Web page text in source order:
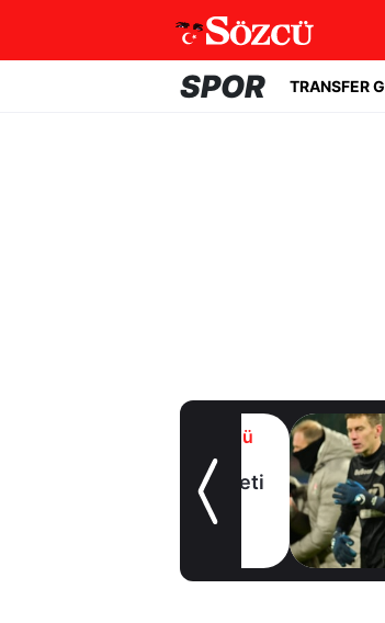
SPOR TRANSFER
Transfer Günlüğü
Uruguaylı forveti
konusunda Al
Adım adım Nunez